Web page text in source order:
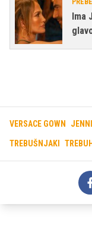
Ima
VERSACE GOWN
TREBUŠNJAKI TREBUH